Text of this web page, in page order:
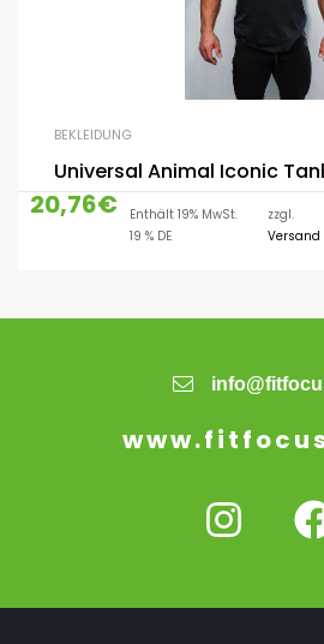
BEKLEIDUNG
Universal Animal Iconic
20,76€
Enthält 19% MwSt.
19 % DE
zzgl.
Versand